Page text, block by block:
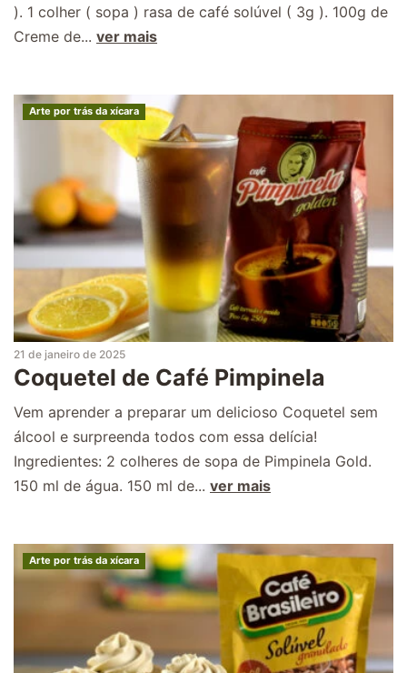
). 1 colher ( sopa ) rasa de café solúvel ( 3g ). 100g de
Creme de... ver mais
Arte por trás da xícara
21 de janeiro de 2025
Coquetel de Café Pimpinela
Vem aprender a preparar um delicioso Coquetel sem
álcool e surpreenda todos com essa delícia!
Ingredientes: 2 colheres de sopa de Pimpinela Gold.
150 ml de água. 150 ml de... ver mais
Arte por trás da xícara